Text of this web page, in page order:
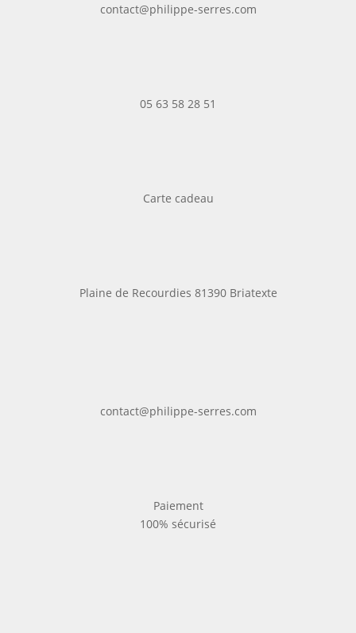
contact@philippe-serres.com
05 63 58 28 51
Carte cadeau
Plaine de Recourdies 81390 Briatexte
contact@philippe-serres.com
Paiement
100% sécurisé